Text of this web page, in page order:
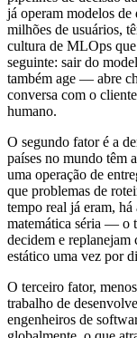
já operam modelos de
milhões de usuários,
cultura de MLOps
seguinte: sair do
também age — abre
conversa com o
humano.
O segundo fator é a
países no mundo têm
uma operação de
que problemas de
tempo real já eram,
matemática séria — o
decidem e
estático uma vez por
O terceiro fator,
trabalho de
engenheiros de